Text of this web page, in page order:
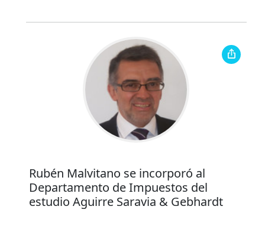
Rubén Malvitano se incorporó al
Departamento de Impuestos del
estudio Aguirre Saravia & Gebhardt